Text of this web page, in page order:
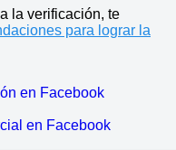
la verificación, te
para lograr la
en Facebook
en Facebook